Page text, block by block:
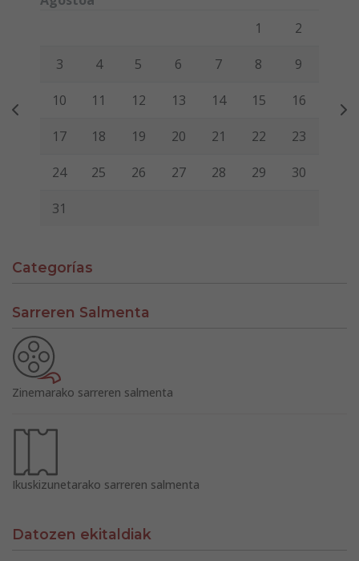
Viernes Sábado
1 2
3 4 5 6 7 8 9
10 11 12 13 14 15 16
17 18 19 20 21 22 23
24 25 26 27 28 29 30
31
Categorías
Sarreren Salmenta
Zinemarako sarreren salmenta
Ikuskizunetarako sarreren salmenta
Datozen ekitaldiak